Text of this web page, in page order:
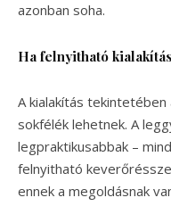
azonban soha.
Ha felnyitható
A kialakítás
sokfélék lehetnek. A
legpraktikusabbak –
felnyitható
ennek a megoldásnak